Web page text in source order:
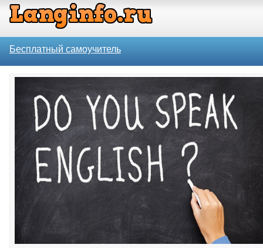
Бесплатный самоучитель